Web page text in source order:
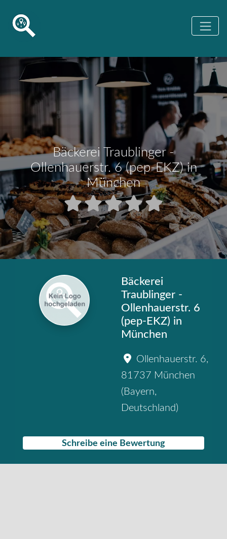
Bäckerei Traublinger -
Ollenhauerstr. 6 (pep-EKZ) in
München
Bäckerei
Traublinger -
Ollenhauerstr. 6
(pep-EKZ) in
München
Ollenhauerstr. 6,
81737 München
( Bayern,
Deutschland)
Schreibe eine Bewertung